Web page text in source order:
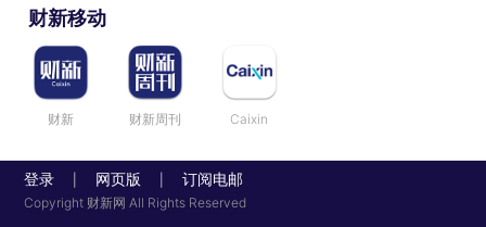
财新移动
财新 财新周刊 Caixin
登录 网页版 订阅电邮
Copyright 财新网 All Rights Reserved